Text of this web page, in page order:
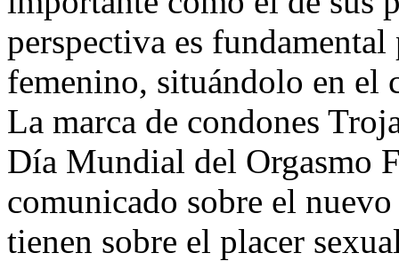
perspectiva es
femenino, situándolo en el
La marca de condones
Día Mundial del Orgasmo
comunicado sobre el
tienen sobre el placer